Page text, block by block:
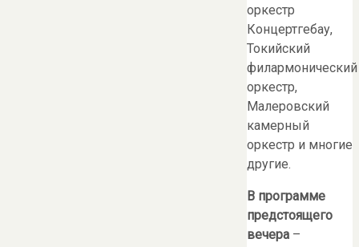
оркестр
Концертгебау,
Токийский
филармонический
оркестр,
Малеровский
камерный
оркестр и многие
другие.
В программе
предстоящего
вечера –